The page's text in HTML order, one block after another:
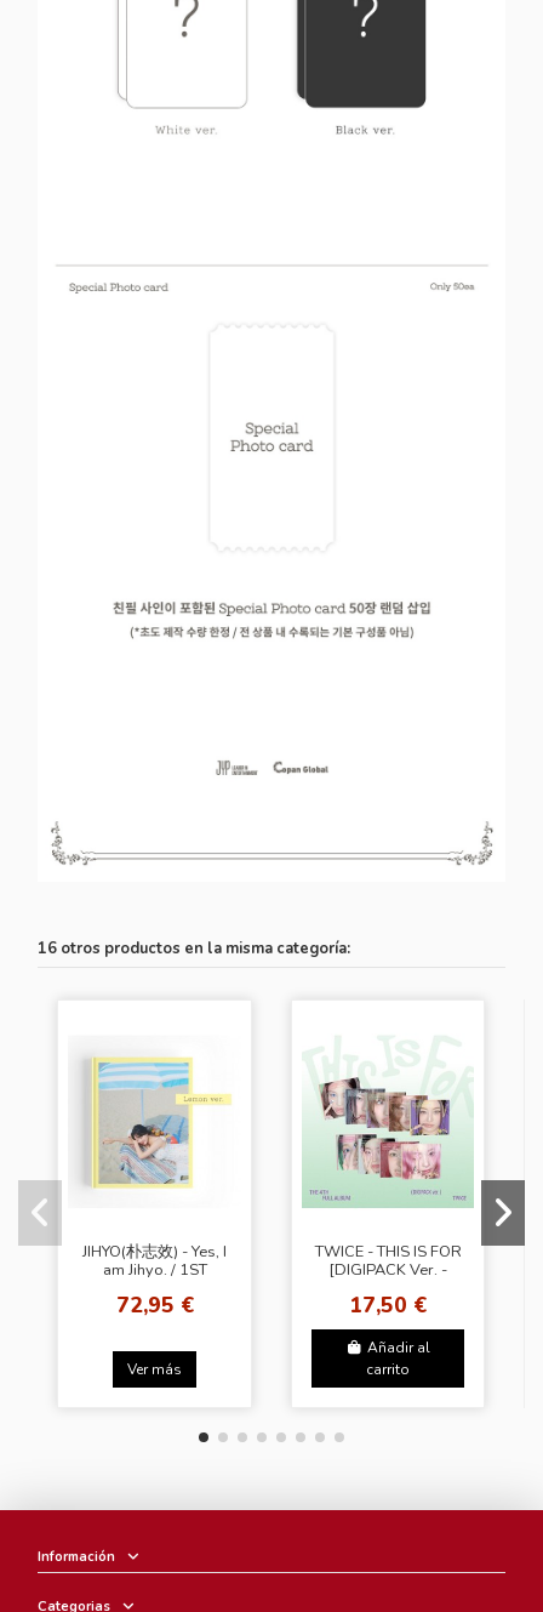
16 otros productos en la misma categoría:
JIHYO(朴志效) - Yes, I
am Jihyo. / 1ST
Ver.]
72,95 €
Ver más
TWICE - THIS IS FOR
[DIGIPACK Ver. -
Mini Album
17,50 €
Añadir al
carrito
Información
Categorias